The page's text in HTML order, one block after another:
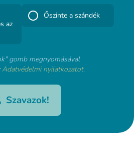
az
Őszinte a szándék
gomb megnyomásával
Adatvédelmi nyilatkozatot.
Szavazok!